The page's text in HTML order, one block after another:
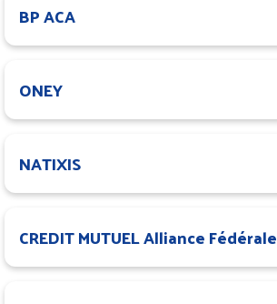
BP ACA
ONEY
NATIXIS
CREDIT MUTUEL Alliance Fédérale